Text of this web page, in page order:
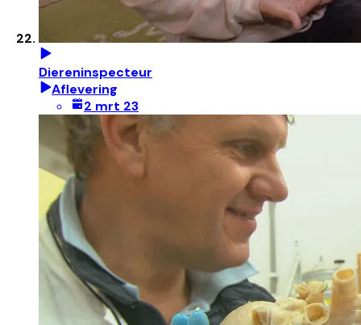
Diereninspecteur
Aflevering
2 mrt 23